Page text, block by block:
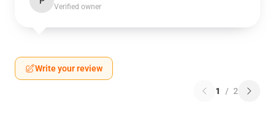
Verified owner
Write your review
1 / 2